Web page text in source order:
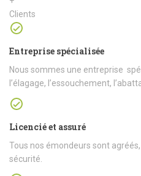
Clients
Entreprise spécialisée
Nous sommes une entreprise
l’élagage, l’essouchement,
Licencié et assuré
Tous nos émondeurs sont
sécurité.